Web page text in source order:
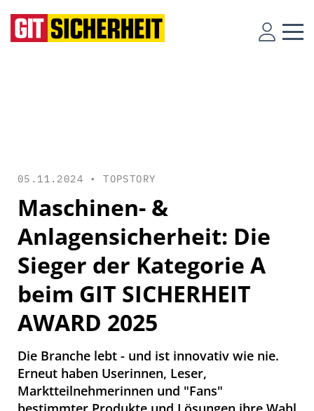
05.11.2024 •TOPSTORY
Maschinen- &
Anlagensicherheit: Die
Sieger der Kategorie A
beim GIT SICHERHEIT
AWARD 2025
Die Branche lebt - und ist innovativ wie nie.
Erneut haben Userinnen, Leser,
Marktteilnehmerinnen und "Fans"